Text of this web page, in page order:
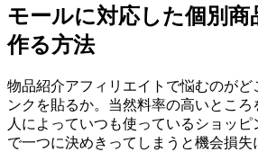
モールに対応した個別商
作る方法
物品紹介アフィリエイトで悩むのがど
ンクを貼るか。当然料率の高いところ
人によっていつも使っているショッ
で一つに決めきってしまうと機会損